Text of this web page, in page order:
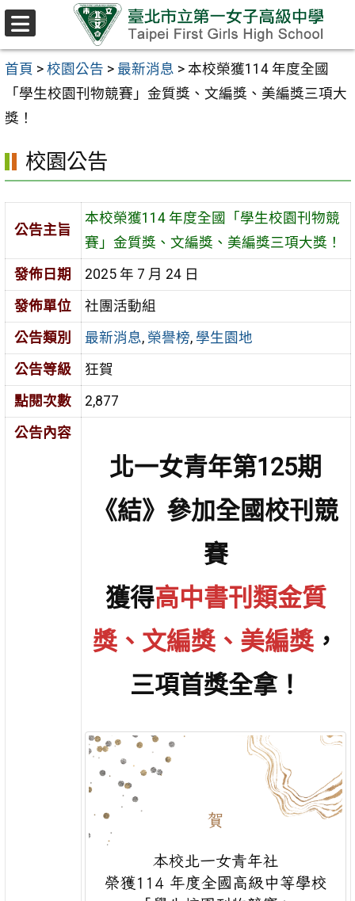
跳至主要內容區
首頁 > 校園公告 > 最新消息 > 本校榮獲114 年度全國
「學生校園刊物競賽」金質獎、文編獎、美編獎三項大
獎！
校園公告
公告主旨
本校榮獲114 年度全國「學生校園刊物競
賽」金質獎、文編獎、美編獎三項大獎！
發佈日期
2025 年 7 月 24 日
發佈單位
社團活動組
公告類別
最新消息, 榮譽榜, 學生園地
公告等級
狂賀
點閱次數
2,877
公告內容
北一女青年第125期
《結》參加全國校刊競
賽
獲得高中書刊類金質
獎、文編獎、美編獎 ，
三項首獎全拿！
選
單